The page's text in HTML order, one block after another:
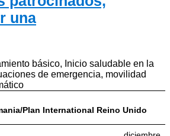
una
básico, Inicio saludable en la
de emergencia, movilidad
Plan International Reino Unido